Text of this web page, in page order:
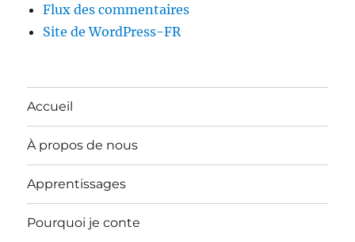
Flux des commentaires
Site de WordPress-FR
Accueil
À propos de nous
Apprentissages
Pourquoi je conte